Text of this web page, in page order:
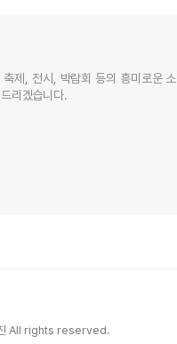
제, 전시, 박람회 등의 흥미로운 소
리겠습니다.
All rights reserved.